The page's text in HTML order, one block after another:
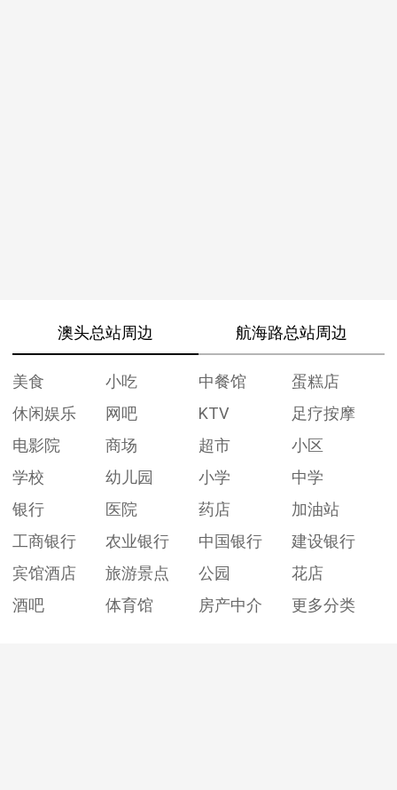
澳头总站周边 航海路总站周边
美食 小吃 中餐馆
蛋糕店
休闲娱乐
网吧 KTV
足疗按摩
电影院
商场 超市
小区
学校
幼儿园 小学
中学
银行
医院 药店
加油站
工商银行
农业银行 中国银行
建设银行
宾馆酒店
旅游景点 公园
花店
酒吧
体育馆 房产中介 更多分类